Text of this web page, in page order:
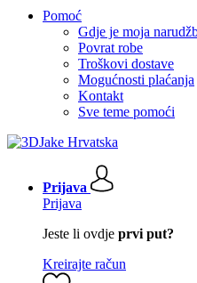
Pomoć
Gdje je moja
Povrat robe
Troškovi dostave
Mogućnosti plaćanja
Kontakt
Sve teme pomoći
Prijava
Prijava
Jeste li ovdje prvi put?
Kreirajte račun